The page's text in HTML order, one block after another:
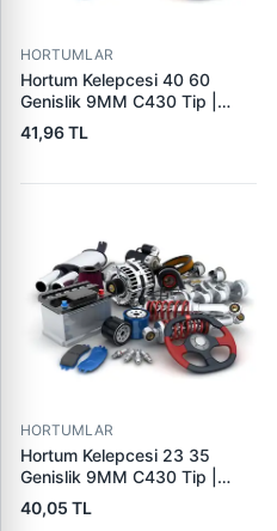
HORTUMLAR
Hortum Kelepcesi 40 60
Genislik 9MM C430 Tip |
ERBI C430 40-60
41,96 TL
HORTUMLAR
Hortum Kelepcesi 23 35
Genislik 9MM C430 Tip |
ERBI C430 23-35 | OEM
6981N3
40,05 TL